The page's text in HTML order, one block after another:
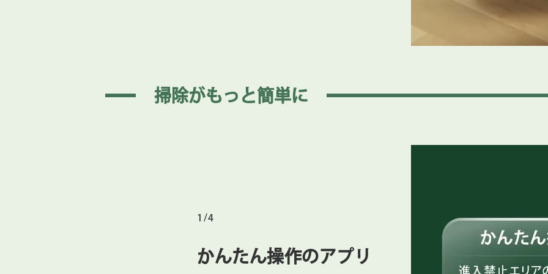
掃除がもっと簡単に
1/4
かんたん操作のアプリ